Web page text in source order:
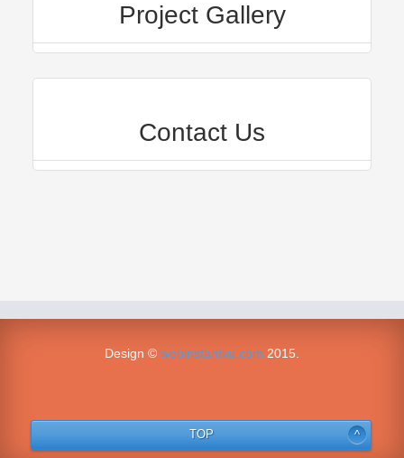
Project Gallery
Contact Us
Design © webinstantku.com 2015.
TOP